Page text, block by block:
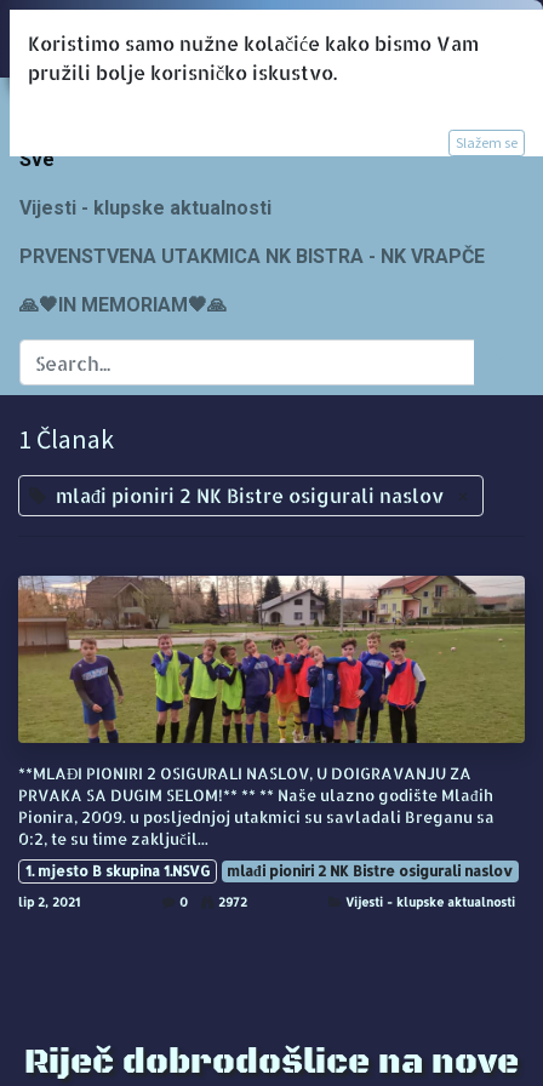
Sve
Vijesti - klupske aktualnosti
PRVENSTVENA UTAKMICA NK BISTRA - NK VRAPČE
🙏🖤IN MEMORIAM🖤🙏
1 Članak
mlađi pioniri 2 NK Bistre osigurali naslov ×
**MLAĐI PIONIRI 2 OSIGURALI NASLOV, U DOIGRAVANJU ZA
PRVAKA SA DUGIM SELOM!** ** ** Naše ulazno godište Mlađih
Pionira, 2009. u posljednjoj utakmici su savladali Breganu sa
0:2, te su time zaključil...
1. mjesto B skupina 1.NSVG mlađi pioniri 2 NK Bistre osigurali naslov
lip 2, 2021 0 2972 Vijesti - klupske aktualnosti
Riječ dobrodošlice na nove
Koristimo samo nužne kolačiće kako bismo Vam
pružili bolje korisničko iskustvo.
Slažem se